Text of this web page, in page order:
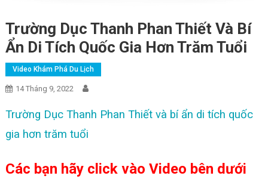
Trường Dục Thanh Phan Thiết Và Bí
Ẩn Di Tích Quốc Gia Hơn Trăm Tuổi
Video Khám Phá Du Lịch
14 Tháng 9, 2022
Trường Dục Thanh Phan Thiết và bí ẩn di tích quốc
gia hơn trăm tuổi
Các bạn hãy click vào Video bên dưới